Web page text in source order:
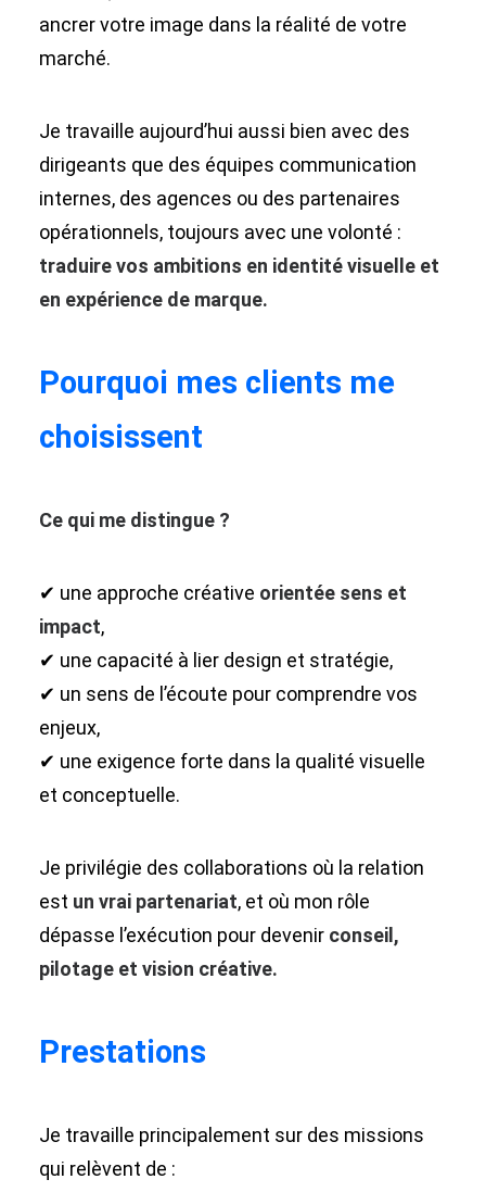
ancrer votre image dans la réalité de votre
marché.
Je travaille aujourd’hui aussi bien avec des
dirigeants que des équipes communication
internes, des agences ou des partenaires
opérationnels, toujours avec une volonté :
traduire vos ambitions en identité visuelle et
en expérience de marque.
Pourquoi mes clients me
choisissent
Ce qui me distingue ?
✔ une approche créative orientée sens et
impact,
✔ une capacité à lier design et stratégie,
✔ un sens de l’écoute pour comprendre vos
enjeux,
✔ une exigence forte dans la qualité visuelle
et conceptuelle.
Je privilégie des collaborations où la relation
est un vrai partenariat, et où mon rôle
dépasse l’exécution pour devenir conseil,
pilotage et vision créative.
Prestations
Je travaille principalement sur des missions
qui relèvent de :